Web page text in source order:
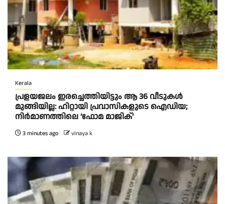
Kerala
പ്രളയജലം ഇരച്ചെത്തിയിട്ടും ആ 36 വീടുകൾ
മുങ്ങിയില്ല: ഹിറ്റായി പ്രവാസികളുടെ ഐഡിയ;
നിർമാണത്തിലെ ‘ഫോമ മാജിക്’
3 minutes ago vinaya k